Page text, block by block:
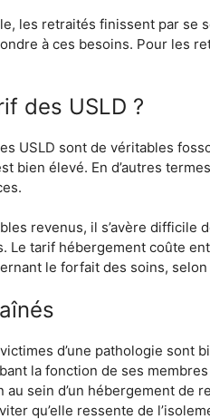
les retraités finissent par
à ces besoins. Pour les
des USLD ?
USLD sont de véritables
bien élevé. En d’autres
revenus, il s’avère
tarif hébergement coûte
le forfait des soins,
d’une pathologie sont
la fonction de ses
au sein d’un hébergement de
qu’elle ressente de